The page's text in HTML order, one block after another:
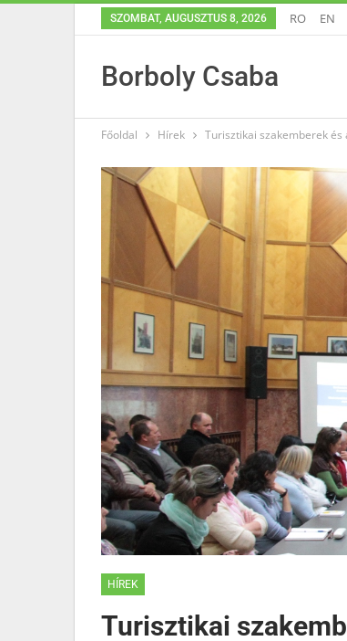
SZOMBAT, AUGUSZTUS 8, 2026 RO EN
Borboly Csaba
Főoldal Hírek Turisztikai szakemberek
HÍREK
Turisztikai